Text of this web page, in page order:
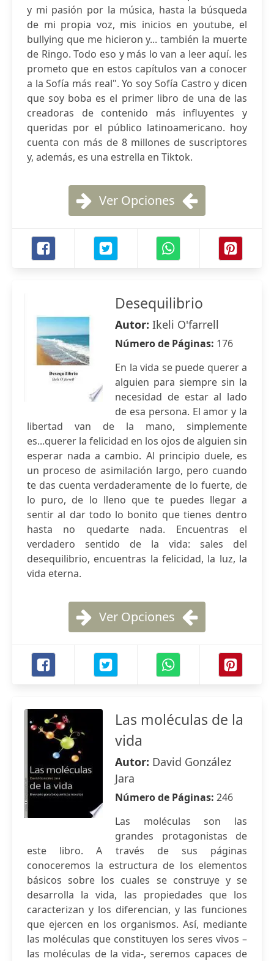
y mi pasión por la música, hasta la búsqueda
de mi propia voz, mis inicios en youtube, el
bullying que me hicieron y... también la muerte
de Ringo. Todo eso y más lo van a leer aquí. les
prometo que en estos capítulos van a conocer
a la Sofía más real". Yo soy Sofía Castro y dicen
que soy boba es el primer libro de una de las
creadoras de contenido más influyentes y
queridas por el público latinoamericano. hoy
cuenta con más de 8 millones de suscriptores
y, además, es una estrella en Tiktok.
Ver Opciones
Desequilibrio
Autor: Ikeli O'farrell
Número de Páginas: 176
En la vida se puede querer a
alguien para siempre sin la
necesidad de estar al lado
de esa persona. El amor y la
libertad van de la mano, simplemente
es...querer la felicidad en los ojos de alguien sin
esperar nada a cambio. Al principio duele, es
un proceso de asimilación largo, pero cuando
te das cuenta verdaderamente de lo fuerte, de
lo puro, de lo lleno que te puedes llegar a
sentir al dar todo lo bonito que tienes dentro
hasta no quedarte nada. Encuentras el
verdadero sentido de la vida: sales del
desequilibrio, encuentras la felicidad, la luz, la
vida eterna.
Ver Opciones
Las moléculas de la
vida
Autor: David González
Jara
Número de Páginas: 246
Las moléculas son las
grandes protagonistas de
este libro. A través de sus páginas
conoceremos la estructura de los elementos
básicos sobre los cuales se construye y se
desarrolla la vida, las propiedades que los
caracterizan y los diferencian, y las funciones
que ejercen en los organismos. Así, mediante
las moléculas que constituyen los seres vivos –
las moléculas de la vida-, seremos capaces de